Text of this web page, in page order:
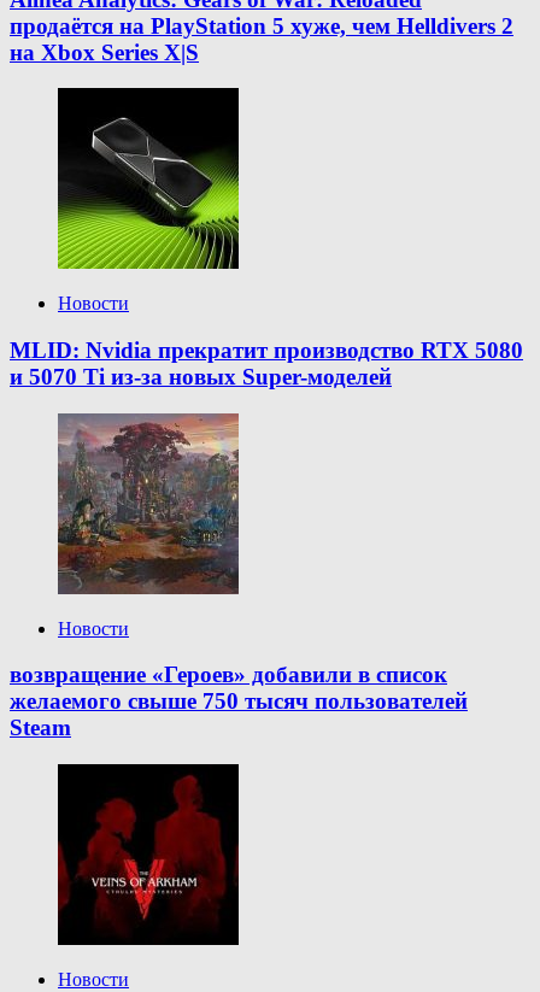
продаётся на PlayStation 5 хуже, чем Helldivers 2
на Xbox Series X|S
Новости
MLID: Nvidia прекратит производство RTX 5080
и 5070 Ti из-за новых Super-моделей
Новости
возвращение «Героев» добавили в список
желаемого свыше 750 тысяч пользователей
Steam
Новости